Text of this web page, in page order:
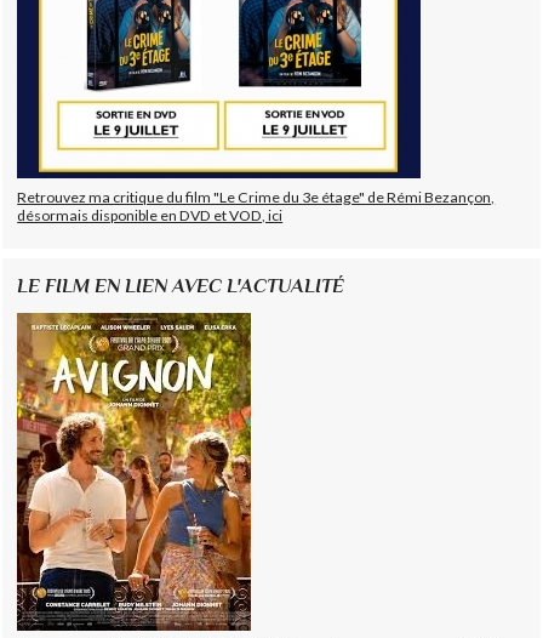
Retrouvez ma critique du film "Le Crime du 3e étage" de Rémi Bezançon,
désormais disponible en DVD et VOD, ici
LE FILM EN LIEN AVEC L'ACTUALITÉ